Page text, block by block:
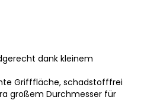
dank kleinem
Grifffläche, schadstofffrei
großem Durchmesser für